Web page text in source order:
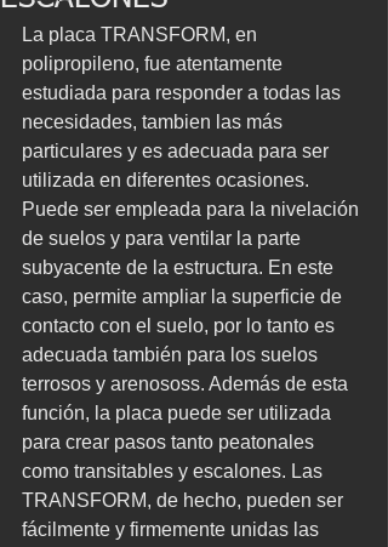
La placa TRANSFORM, en
polipropileno, fue atentamente
estudiada para responder a todas las
necesidades, tambien las más
particulares y es adecuada para ser
utilizada en diferentes ocasiones.
Puede ser empleada para la nivelación
de suelos y para ventilar la parte
subyacente de la estructura. En este
caso, permite ampliar la superficie de
contacto con el suelo, por lo tanto es
adecuada también para los suelos
terrosos y arenososs. Además de esta
función, la placa puede ser utilizada
para crear pasos tanto peatonales
como transitables y escalones. Las
TRANSFORM, de hecho, pueden ser
fácilmente y firmemente unidas las